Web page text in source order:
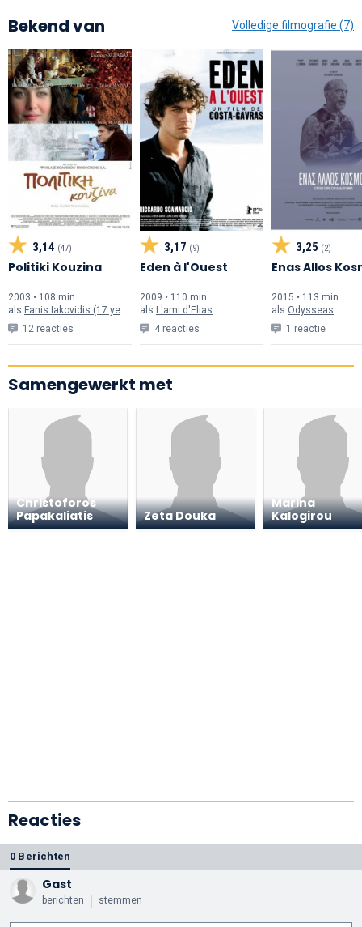
Bekend van Volledige filmografie (7)
3,14 (47)
Politiki Kouzina
2003 • 108 min
als Fanis Iakovidis (17 years old)
12 reacties
3,17 (9)
Eden à l'Ouest
2009 • 110 min
als L'ami d'Elias
4 reacties
3,25 (2)
Enas Allos
2015 • 113 min
als Odysseas
1 reactie
Samengewerkt met
Christoforos
Papakaliatis
Zeta Douka
Marina
Kalogirou
Reacties
0 Berichten
Gast
berichten stemmen